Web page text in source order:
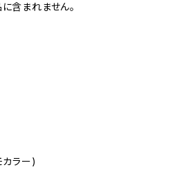
含まれません。
ラー)